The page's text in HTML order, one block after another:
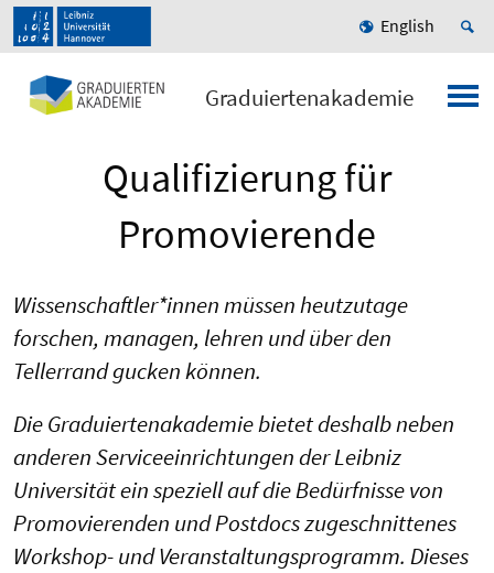
English
Graduiertenakademie
Qualifizierung für
Promovierende
Wissenschaftler*innen müssen heutzutage
forschen, managen, lehren und über den
Tellerrand gucken können.
Die Graduiertenakademie bietet deshalb neben
anderen Serviceeinrichtungen der Leibniz
Universität ein speziell auf die Bedürfnisse von
Promovierenden und Postdocs zugeschnittenes
Workshop- und Veranstaltungsprogramm. Dieses